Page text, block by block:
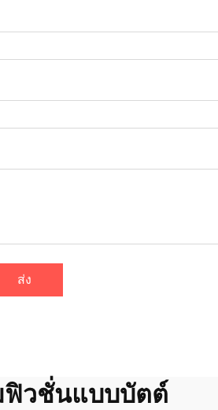
ส่ง
ฟิวชั่นแบบบัตต์